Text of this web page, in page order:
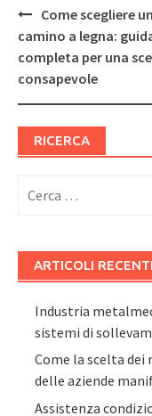
Post
navigation
Come scegliere un
camino a legna:
completa per una
consapevole
RICERCA
per:
ARTICOLI RECENTI
Industria
sistemi di
Come la scelta
delle aziende
Assistenza